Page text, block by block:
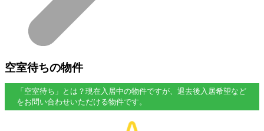
空室待ちの物件
「空室待ち」とは？現在入居中の物件ですが、退去後入居希望など
をお問い合わせいただける物件です。